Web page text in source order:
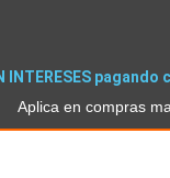
INTERESES
Aplica en compras